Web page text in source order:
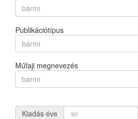
bármi
Publikációtípus
bármi
Műfaji megnevezés
bármi
Kiadás éve